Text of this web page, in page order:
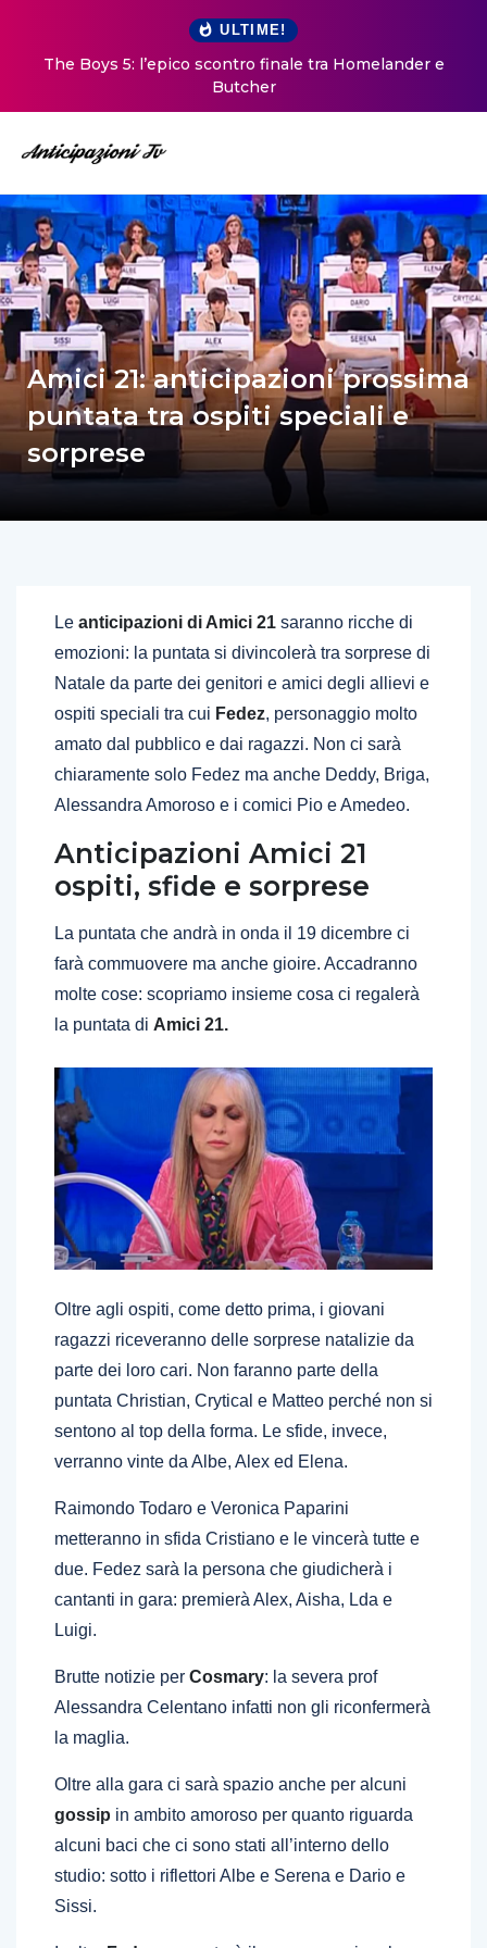
ULTIME!
The Boys 5: l’epico scontro finale tra Homelander e
Butcher
Amici 21: anticipazioni prossima
puntata tra ospiti speciali e
sorprese
Le anticipazioni di Amici 21 saranno ricche di
emozioni: la puntata si divincolerà tra sorprese di
Natale da parte dei genitori e amici degli allievi e
ospiti speciali tra cui Fedez, personaggio molto
amato dal pubblico e dai ragazzi. Non ci sarà
chiaramente solo Fedez ma anche Deddy, Briga,
Alessandra Amoroso e i comici Pio e Amedeo.
Anticipazioni Amici 21
ospiti, sfide e sorprese
La puntata che andrà in onda il 19 dicembre ci
farà commuovere ma anche gioire. Accadranno
molte cose: scopriamo insieme cosa ci regalerà
la puntata di Amici 21.
Oltre agli ospiti, come detto prima, i giovani
ragazzi riceveranno delle sorprese natalizie da
parte dei loro cari. Non faranno parte della
puntata Christian, Crytical e Matteo perché non si
sentono al top della forma. Le sfide, invece,
verranno vinte da Albe, Alex ed Elena.
Raimondo Todaro e Veronica Paparini
metteranno in sfida Cristiano e le vincerà tutte e
due. Fedez sarà la persona che giudicherà i
cantanti in gara: premierà Alex, Aisha, Lda e
Luigi.
Brutte notizie per Cosmary: la severa prof
Alessandra Celentano infatti non gli riconfermerà
la maglia.
Oltre alla gara ci sarà spazio anche per alcuni
gossip in ambito amoroso per quanto riguarda
alcuni baci che ci sono stati all’interno dello
studio: sotto i riflettori Albe e Serena e Dario e
Sissi.